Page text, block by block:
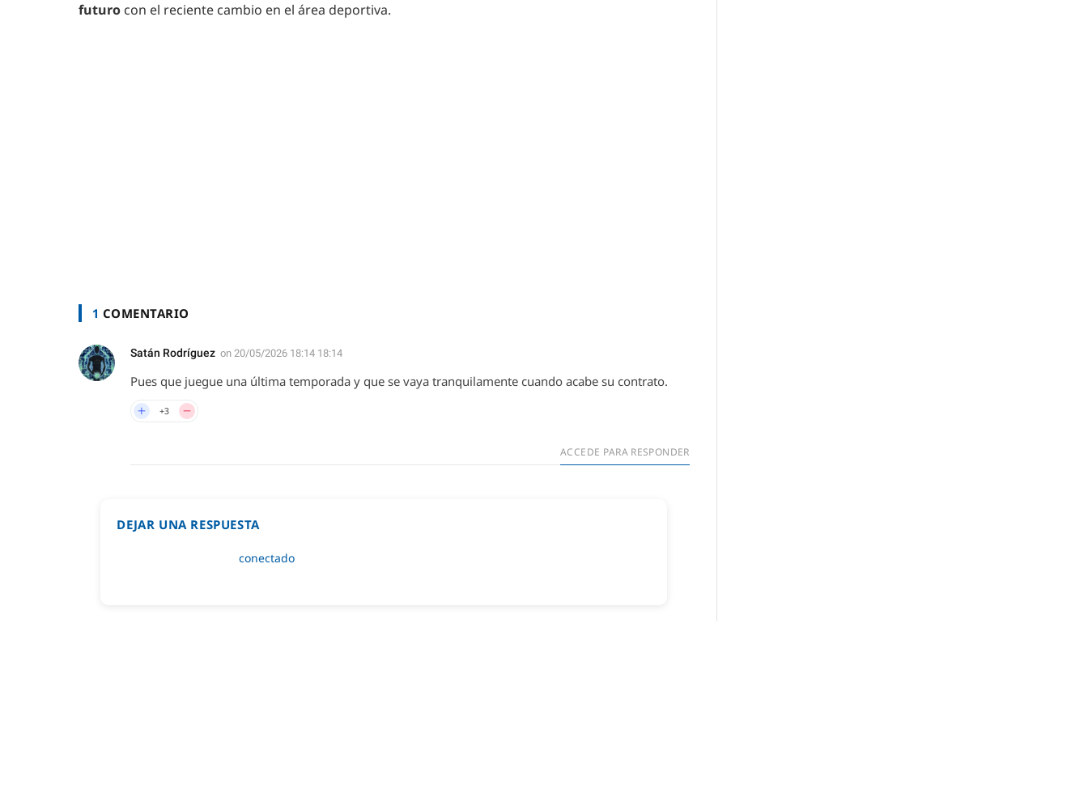
futuro con el reciente cambio en el área deportiva.
1 COMENTARIO
Satán Rodríguez on 20/05/2026 18:14 18:14
Pues que juegue una última temporada y que se vaya tranquilamente cuando acabe su contrato.
+3
ACCEDE PARA RESPONDER
DEJAR UNA RESPUESTA
Lo siento, debes estarconectado